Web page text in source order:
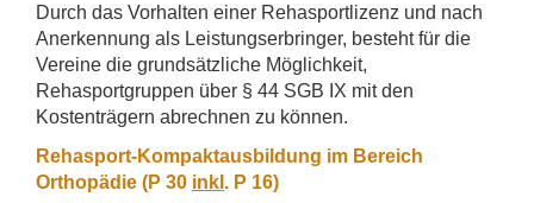
Durch das Vorhalten einer Rehasportlizenz und nach
Anerkennung als Leistungserbringer, besteht für die
Vereine die grundsätzliche Möglichkeit,
Rehasportgruppen über § 44 SGB IX mit den
Kostenträgern abrechnen zu können.
Rehasport-Kompaktausbildung im Bereich
Orthopädie (P 30 inkl . P 16)